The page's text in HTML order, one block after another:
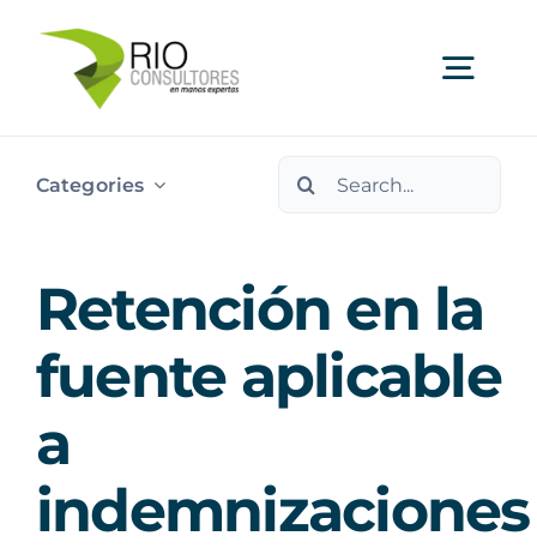
content
Categories
Search
Retención en la
fuente aplicable
a
indemnizaciones